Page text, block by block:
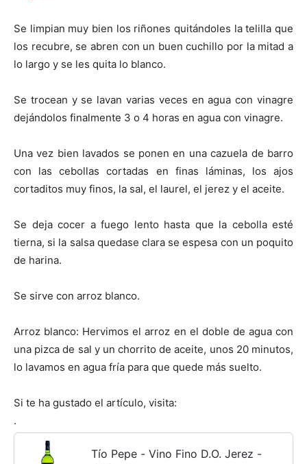
Fáciles
Se limpian muy bien los riñones quitándoles la telilla que
los recubre, se abren con un buen cuchillo por la mitad a
lo largo y se les quita lo blanco.
Se trocean y se lavan varias veces en agua con vinagre
dejándolos finalmente 3 o 4 horas en agua con vinagre.
Una vez bien lavados se ponen en una cazuela de barro
con las cebollas cortadas en finas láminas, los ajos
cortaditos muy finos, la sal, el laurel, el jerez y el aceite.
Se deja cocer a fuego lento hasta que la cebolla esté
tierna, si la salsa quedase clara se espesa con un poquito
de harina.
Se sirve con arroz blanco.
Arroz blanco: Hervimos el arroz en el doble de agua con
una pizca de sal y un chorrito de aceite, unos 20 minutos,
lo lavamos en agua fría para que quede más suelto.
Si te ha gustado el artículo, visita:
.
Tío Pepe - Vino Fino D.O. Jerez -